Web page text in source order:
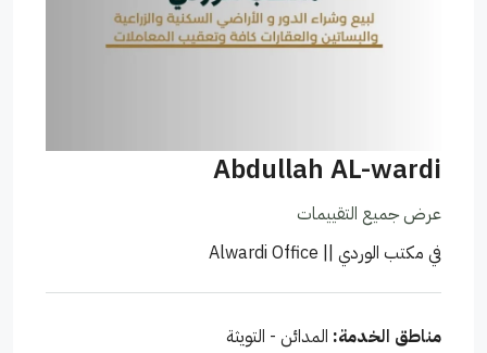
Abdullah AL-wardi
عرض جميع التقييمات
في مكتب الوردي || Alwardi Office
مناطق الخدمة: المدائن - التويثة